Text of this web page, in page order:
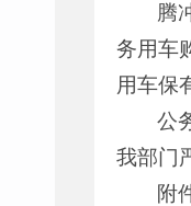
腾
务用车
用车保
公
我部门
附